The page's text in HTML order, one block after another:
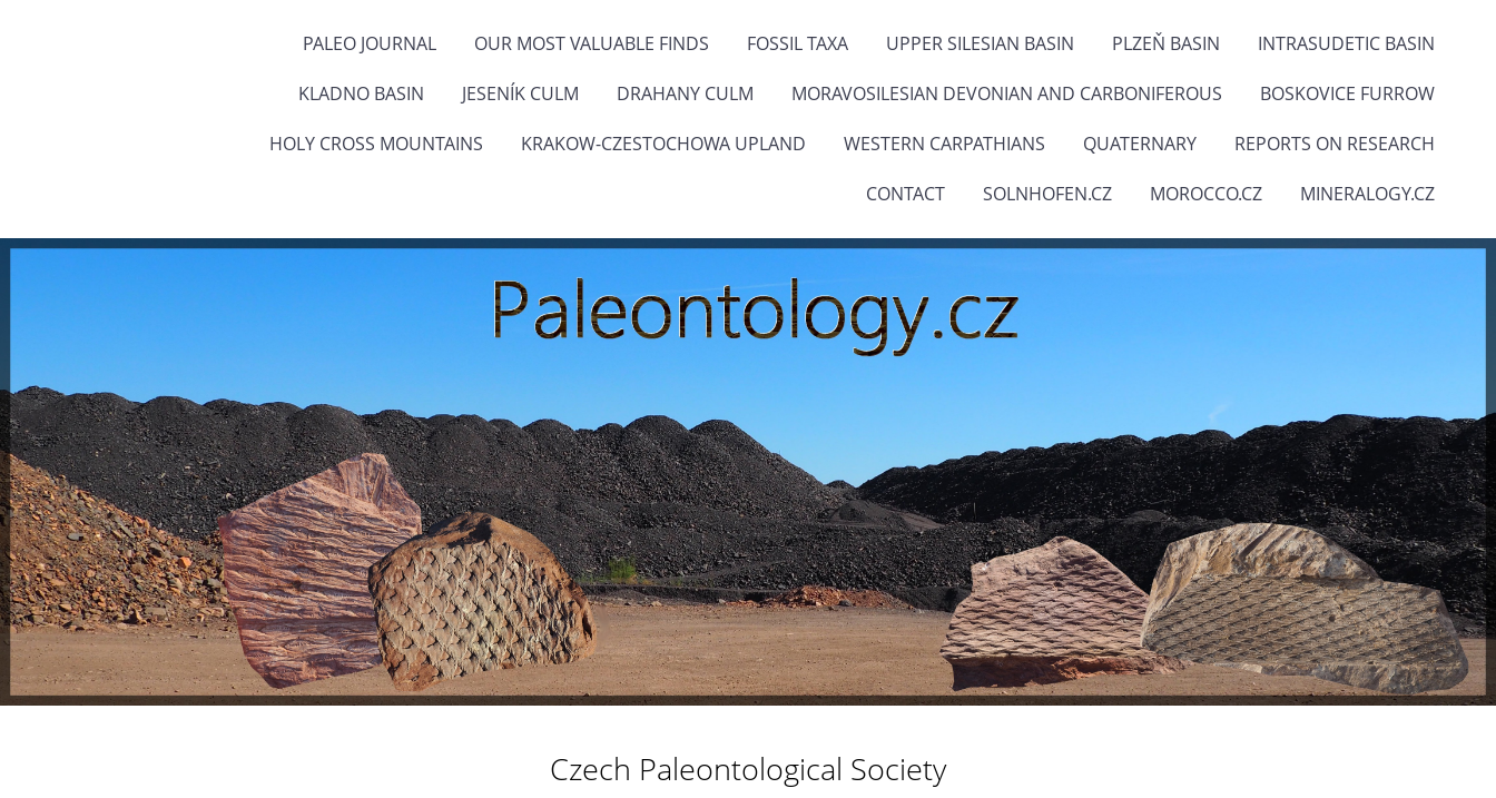
PALEO JOURNAL OUR MOST VALUABLE FINDS FOSSIL TAXA UPPER SILESIAN BASIN PLZEŇ BASIN INTRASUDETIC BASIN
KLADNO BASIN JESENÍK CULM DRAHANY CULM MORAVOSILESIAN DEVONIAN AND CARBONIFEROUS BOSKOVICE FURROW
HOLY CROSS MOUNTAINS KRAKOW-CZESTOCHOWA UPLAND WESTERN CARPATHIANS QUATERNARY REPORTS ON RESEARCH
CONTACT SOLNHOFEN.CZ MOROCCO.CZ MINERALOGY.CZ
Czech Paleontological Society